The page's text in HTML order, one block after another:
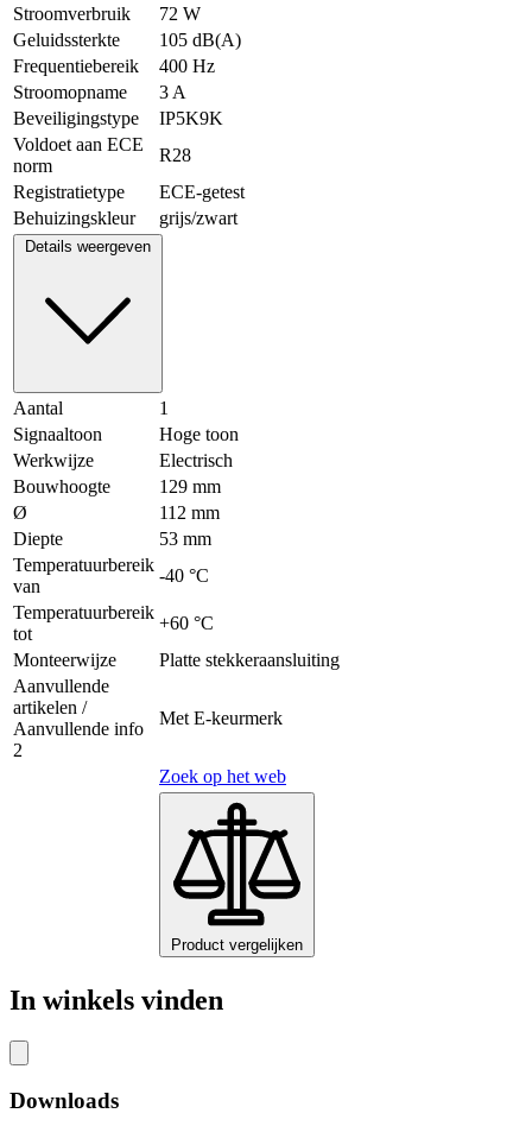
Stroomverbruik
72 W
Geluidssterkte
105 dB(A)
Frequentiebereik
400 Hz
Stroomopname
3 A
Beveiligingstype
IP5K9K
Voldoet aan ECE
norm
R28
Registratietype
ECE-getest
Behuizingskleur
grijs/zwart
Details weergeven
Aantal
1
Signaaltoon
Hoge toon
Werkwijze
Electrisch
Bouwhoogte
129 mm
Ø
112 mm
Diepte
53 mm
Temperatuurbereik
van
-40 °C
Temperatuurbereik
tot
+60 °C
Monteerwijze
Platte stekkeraansluiting
Aanvullende
artikelen /
Aanvullende info
2
Met E-keurmerk
Zoek op het web
Product vergelijken
In winkels vinden
Downloads